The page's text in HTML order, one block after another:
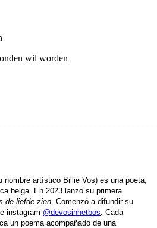
wil worden
nombre artístico Billie Vos) es una poeta,
belga. En 2023 lanzó su primera
de liefde zien . Comenzó a difundir su
instagram @devosinhetbos . Cada
un poema acompañado de una